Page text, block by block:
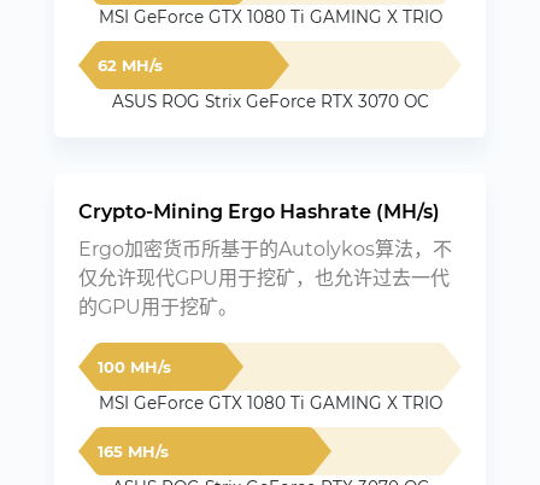
MSI GeForce GTX 1080 Ti GAMING X TRIO
62 MH/s
ASUS ROG Strix GeForce RTX 3070 OC
Crypto-Mining Ergo Hashrate (MH/s)
Ergo加密货币所基于的Autolykos算法，不
仅允许现代GPU用于挖矿，也允许过去一代
的GPU用于挖矿。
100 MH/s
MSI GeForce GTX 1080 Ti GAMING X TRIO
165 MH/s